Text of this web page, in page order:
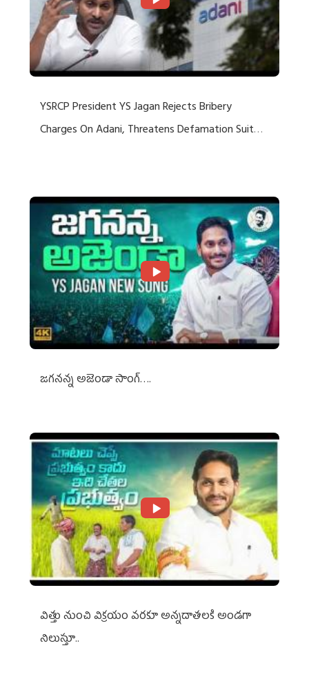
YSRCP President YS Jagan Rejects Bribery
Charges On Adani, Threatens Defamation Suit
జగనన్న అజెండా సాంగ్….
విత్తు నుంచి విక్రయం వరకూ అన్నదాతలకి అండగా
నిలుస్తూ..